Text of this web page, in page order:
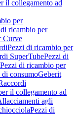
il collegamento ad
per
ricambio per
Curve
Pezzi di ricambio per
SuperTubePezzi di
Pezzi di ricambio per
consumoGeberit
il collegamento ad
agli
Pezzi di